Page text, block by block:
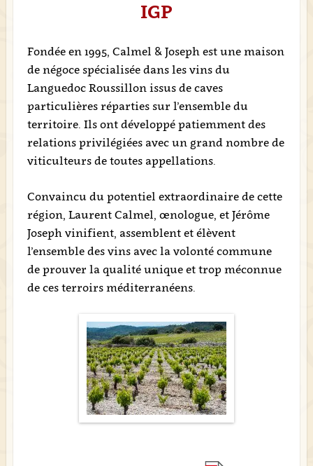
IGP
Fondée en 1995, Calmel & Joseph est une maison
de négoce spécialisée dans les vins du
Languedoc Roussillon issus de caves
particulières réparties sur l’ensemble du
territoire. Ils ont développé patiemment des
relations privilégiées avec un grand nombre de
viticulteurs de toutes appellations.
Convaincu du potentiel extraordinaire de cette
région, Laurent Calmel, œnologue, et Jérôme
Joseph vinifient, assemblent et élèvent
l’ensemble des vins avec la volonté commune
de prouver la qualité unique et trop méconnue
de ces terroirs méditerranéens.